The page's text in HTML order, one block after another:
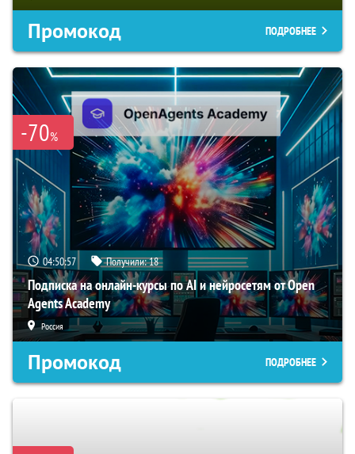
Промокод ПОДРОБНЕЕ
-70%
04:50:56 Получили:18
Подписка на онлайн-курсы по AI и нейросетям от Open
Agents Academy
Россия
Промокод ПОДРОБНЕЕ